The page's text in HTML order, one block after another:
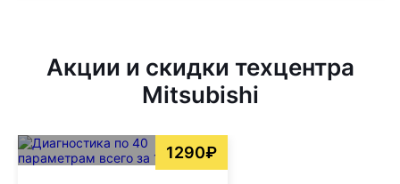
Акции и скидки техцентра
Mitsubishi
1290₽